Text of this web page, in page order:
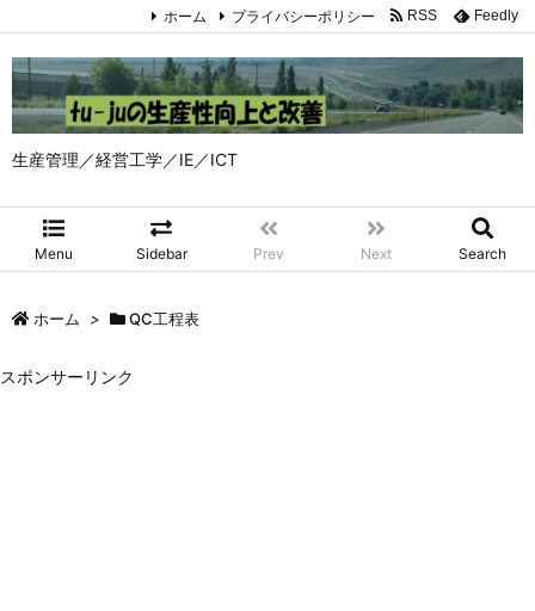
生産管理／経営工学／IE／ICT
Menu Sidebar Prev Next Search
ホーム プライバシーポリシー RSS Feedly
ホーム > QC工程表
スポンサーリンク